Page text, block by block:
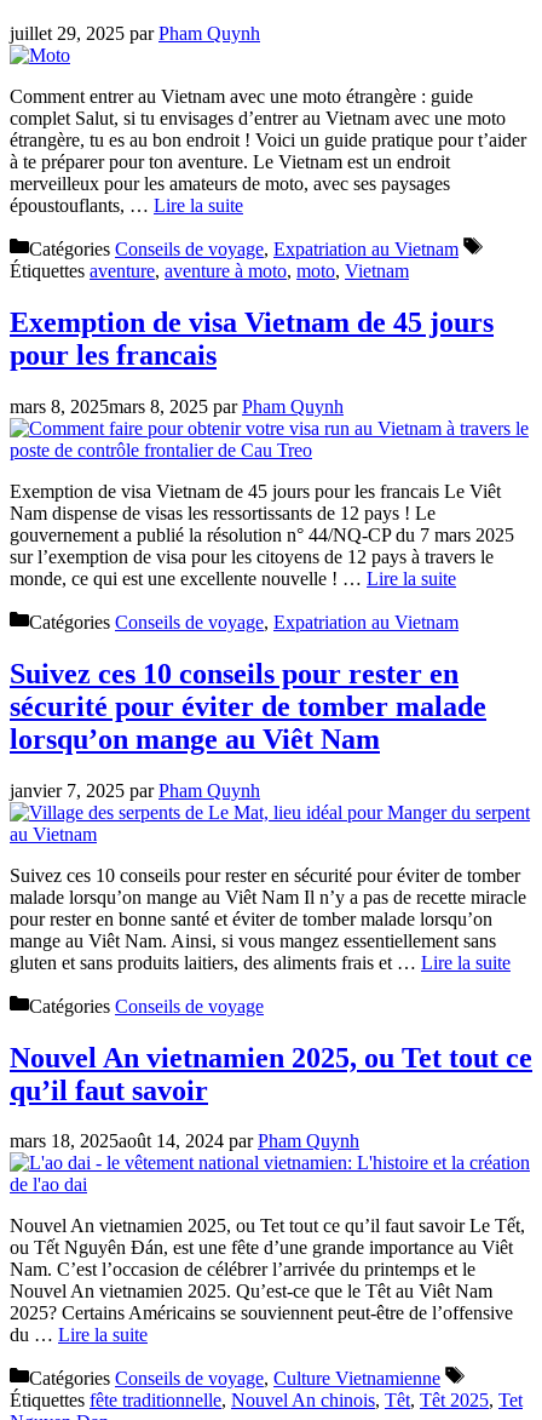
juillet 29, 2025 parPham Quynh
Comment entrer au Vietnam avec une moto étrangère : guide
complet Salut, si tu envisages d’entrer au Vietnam avec une moto
étrangère, tu es au bon endroit ! Voici un guide pratique pour t’aider
à te préparer pour ton aventure. Le Vietnam est un endroit
merveilleux pour les amateurs de moto, avec ses paysages
époustouflants, … Lire la suite
Catégories Conseils de voyage, Expatriation au Vietnam
Étiquettes aventure, aventure à moto, moto, Vietnam
Exemption de visa Vietnam de 45 jours
pour les francais
mars 8, 2025mars 8, 2025 parPham Quynh
Exemption de visa Vietnam de 45 jours pour les francais Le Viêt
Nam dispense de visas les ressortissants de 12 pays ! Le
gouvernement a publié la résolution n° 44/NQ-CP du 7 mars 2025
sur l’exemption de visa pour les citoyens de 12 pays à travers le
monde, ce qui est une excellente nouvelle ! … Lire la suite
Catégories Conseils de voyage, Expatriation au Vietnam
Suivez ces 10 conseils pour rester en
sécurité pour éviter de tomber malade
lorsqu’on mange au Viêt Nam
janvier 7, 2025 parPham Quynh
Suivez ces 10 conseils pour rester en sécurité pour éviter de tomber
malade lorsqu’on mange au Viêt Nam Il n’y a pas de recette miracle
pour rester en bonne santé et éviter de tomber malade lorsqu’on
mange au Viêt Nam. Ainsi, si vous mangez essentiellement sans
gluten et sans produits laitiers, des aliments frais et … Lire la suite
Catégories Conseils de voyage
Nouvel An vietnamien 2025, ou Tet tout ce
qu’il faut savoir
mars 18, 2025août 14, 2024 parPham Quynh
Nouvel An vietnamien 2025, ou Tet tout ce qu’il faut savoir Le Tết,
ou Tết Nguyên Đán, est une fête d’une grande importance au Viêt
Nam. C’est l’occasion de célébrer l’arrivée du printemps et le
Nouvel An vietnamien 2025. Qu’est-ce que le Têt au Viêt Nam
2025? Certains Américains se souviennent peut-être de l’offensive
du … Lire la suite
Catégories Conseils de voyage, Culture Vietnamienne
Étiquettes fête traditionnelle, Nouvel An chinois, Têt, Têt 2025, Tet